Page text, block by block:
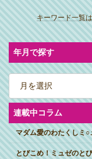
ア
イ
コ
ン
リ
ン
ク
キーワード一覧
年月で探す
ア
ー
カ
イ
ブ連載中コラム
マダム愛のわたくしミ○
とびこめ！ミュゼのと